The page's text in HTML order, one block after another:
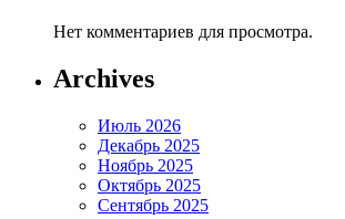
Нет комментариев для просмотра.
Archives
Июль 2026
Декабрь 2025
Ноябрь 2025
Октябрь 2025
Сентябрь 2025